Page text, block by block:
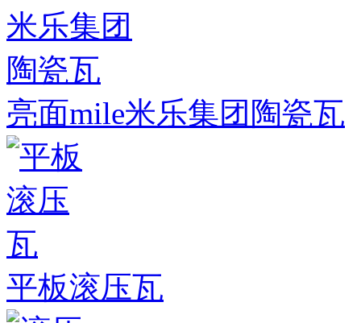
亮面mile米乐集团陶瓷瓦
平板滚压瓦